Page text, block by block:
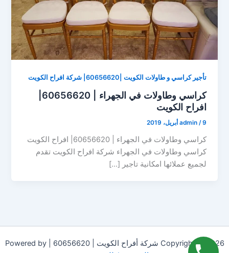
تأجير كراسي و طاولات الكويت |60656620| شركة افراح الكويت
افراح الكويت
admin /9 أبريل، 2019
كراسي وطاولات في الجهراء | 60656620| افراح الكويت
كراسي وطاولات في الجهراء شركة افراح الكويت تقدم
لجميع عملائها امكانية تاجير […]
Copyright © 2026 شركة أفراح الكويت | 60656620 | Powered by